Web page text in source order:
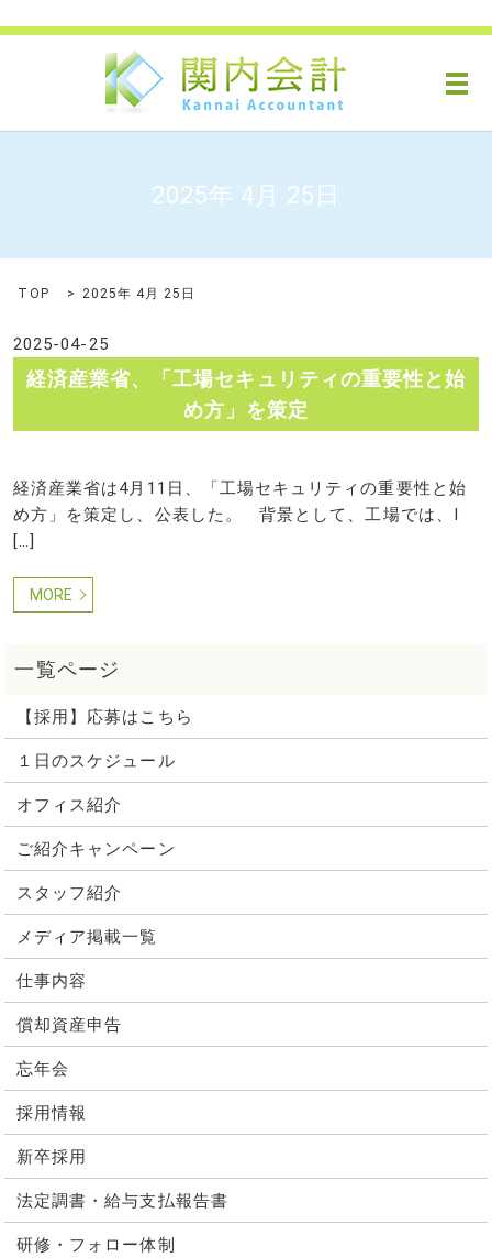
メ
2025年 4月 25日
TOP 2025年 4月 25日
2025-04-25
経済産業省、「工場セキュリティの重要性と始
め方」を策定
経済産業省は4月11日、「工場セキュリティの重要性と始
め方」を策定し、公表した。 背景として、工場では、I
[…]
MORE
【採用】応募はこちら
１日のスケジュール
オフィス紹介
ご紹介キャンペーン
スタッフ紹介
メディア掲載一覧
仕事内容
償却資産申告
忘年会
採用情報
新卒採用
法定調書・給与支払報告書
研修・フォロー体制